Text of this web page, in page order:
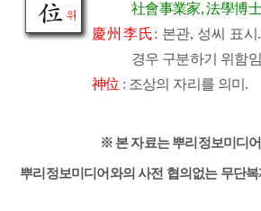
社會事業家, 法學博士
慶州李氏: 본관, 성씨 표시
경우 구분하기 위함
神位 : 조상의 자리를 의미.
※ 본 자료는 뿌리정보미디
뿌리정보미디어와의 사전 협의없는 무단